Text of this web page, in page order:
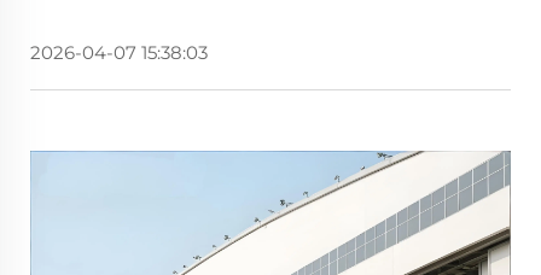
2026-04-07 15:38:03